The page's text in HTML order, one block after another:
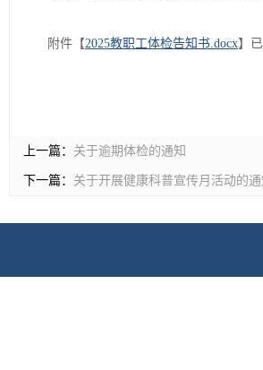
附件【2025教职工体检告知书.docx】
上一篇： 关于逾期体检的通知
下一篇： 关于开展健康科普宣传月活动的通